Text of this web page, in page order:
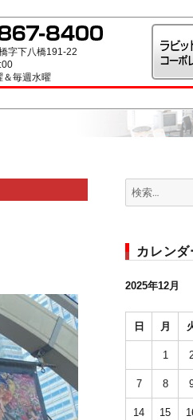
字下八橋191-22
＆毎週水曜
検
索:
カレンダ
2025年12月
日 月
1
7 8
14 15